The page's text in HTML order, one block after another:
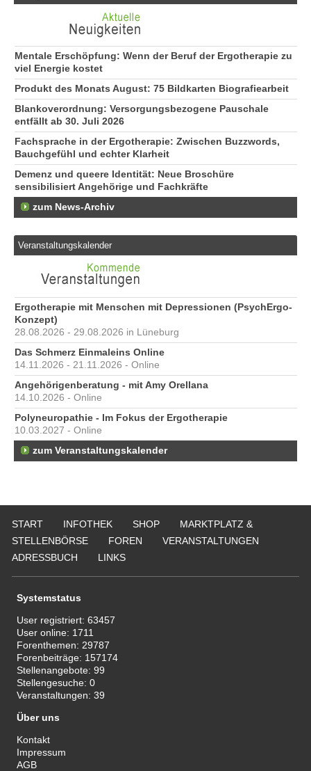
Mentale Erschöpfung: Wenn der Beruf der Ergotherapie zu
viel Energie kostet
Produkt des Monats August: 75 Bildkarten Biografiearbeit
Blankoverordnung: Versorgungsbezogene Pauschale
entfällt ab 30. Juli 2026
Fachsprache in der Ergotherapie: Zwischen Buzzwords,
Bauchgefühl und echter Klarheit
Demenz und queere Identität: Neue Broschüre
sensibilisiert Angehörige und Fachkräfte
zum News-Archiv
Veranstaltungskalender
Ergotherapie mit Menschen mit Depressionen (PsychErgo-
Konzept)
28.08.2026 - 29.08.2026 in Lüneburg
Das Schmerz Einmaleins Online
14.11.2026 - 21.11.2026 - Online
Angehörigenberatung - mit Amy Orellana
14.10.2026 - Online
Polyneuropathie - Im Fokus der Ergotherapie
10.03.2027 - Online
zum Veranstaltungskalender
START INFOTHEK SHOP
MARKTPLATZ &
STELLENBÖRSE
FOREN
VERANSTALTUNGEN
ADRESSBUCH
LINKS
Systemstatus
User registriert:63457
User online: 1711
Forenthemen: 29787
Forenbeiträge: 157174
Stellenangebote:99
Stellengesuche:0
Veranstaltungen:39
Über uns
Kontakt
Impressum
AGB